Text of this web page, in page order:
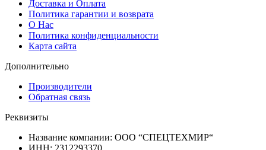
Доставка и Оплата
Политика гарантии и возврата
О Нас
Политика конфиденциальности
Карта сайта
Дополнительно
Производители
Обратная связь
Реквизиты
Название компании: ООО “СПЕЦТЕХМИР“
ИНН: 2312293370